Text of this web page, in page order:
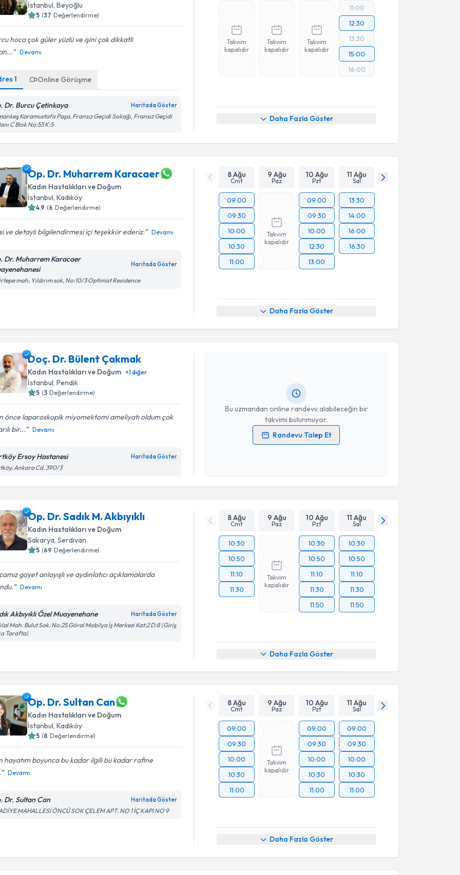
İstanbul, Beyoğlu
5 (37 Değerlendirme)
hoca çok güler yüzlü ve işini çok dikkatli
Devamı
1 Online Görüşme
Dr. Burcu Çetinkaya Haritada Göster
Karamustafa Paşa, Fransız Geçidi Sokağı, Fransız Geçidi
C Blok No:53 K:5
Takvim
kapalıdır
Takvim
kapalıdır
Takvim
kapalıdır
11:00
12:30
13:30
15:00
16:00
Daha Fazla Göster
Op. Dr. Muharrem Karacaer
Kadın Hastalıkları ve Doğum
İstanbul, Kadıköy
4.9 (6 Değerlendirme)
ve detaylı bilgilendirmesi içi teşekkür ederiz. Devamı
Dr. Muharrem Karacaer
Haritada Göster
mah, Yıldırım sok, No:10/3 Optimist Residence
8 Ağu
Cmt
9 Ağu
Paz
10 Ağu
Pzt
11 Ağu
Sal
09:00
09:30
10:00
10:30
11:00
Takvim
kapalıdır
09:00
09:30
10:00
12:30
13:00
13:30
14:00
16:00
16:30
Daha Fazla Göster
Doç. Dr. Bülent Çakmak
Kadın Hastalıkları ve Doğum +1diğer
İstanbul , Pendik
5 (3 Değerlendirme)
önce laparoskopik miyomektomi ameliyatı oldum çok
bir...
Devamı
Ersoy Hastanesi Haritada Göster
Ankara Cd. 390/3
Bu uzmandan online randevu alabileceğin bir
takvimi bulunmuyor.
Randevu Talep Et
Randevu Takvimi Talebi
Doç. Dr. Bülent Çakmak
Kişisel verilerimin işlenmesine ilişkinAydınlatma Metni
Takvim Talebini Gönder
Op. Dr. Sadık M. Akbıyıklı
Kadın Hastalıkları ve Doğum
Sakarya , Serdivan
5 (69 Değerlendirme)
gayet anlayışlı ve aydınlatıcı açıklamalarda
Devamı
Akbıyıklı Özel Muayenehane Haritada Göster
Mah. Bulut Sok. No:25 Göral Mobilya İş Merkezi Kat:2 D:8 (Giriş
Tarafta)
8 Ağu
Cmt
9 Ağu
Paz
10 Ağu
Pzt
11 Ağu
Sal
10:30
10:50
11:10
11:30
Takvim
kapalıdır
10:30
10:50
11:10
11:30
11:50
10:30
10:50
11:10
11:30
11:50
Daha Fazla Göster
Op. Dr. Sultan Can
Kadın Hastalıkları ve Doğum
İstanbul, Kadıköy
5 (8 Değerlendirme)
hayatım boyunca bu kadar ilgili bu kadar rafine
Devamı
Dr. Sultan Can Haritada Göster
MAHALLESİ ÖNCÜ SOK ÇELEM APT. NO 1 İÇ KAPI NO 9
8 Ağu
Cmt
9 Ağu
Paz
10 Ağu
Pzt
11 Ağu
Sal
09:00
09:30
10:00
10:30
11:00
Takvim
kapalıdır
09:00
09:30
10:00
10:30
11:00
09:00
09:30
10:00
10:30
11:00
Daha Fazla Göster
Randevu Takvimi Talebi